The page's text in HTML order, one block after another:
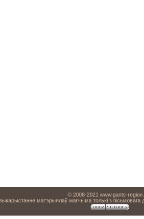
© 2008-2021 www.gants-
матэрыялаў магчыма толькі з